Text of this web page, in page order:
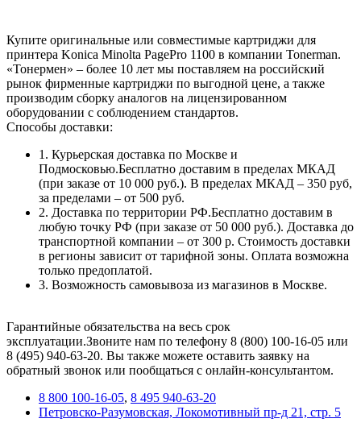
Купите оригинальные или совместимые картриджи для
принтера Konica Minolta PagePro 1100 в компании Tonerman.
«Тонермен» – более 10 лет мы поставляем на российский
рынок фирменные картриджи по выгодной цене, а также
производим сборку аналогов на лицензированном
оборудовании с соблюдением стандартов.
Способы доставки:
1. Курьерская доставка по Москве и
Подмосковью.Бесплатно доставим в пределах МКАД
(при заказе от 10 000 руб.). В пределах МКАД – 350 руб,
за пределами – от 500 руб.
2. Доставка по территории РФ.Бесплатно доставим в
любую точку РФ (при заказе от 50 000 руб.). Доставка до
транспортной компании – от 300 р. Стоимость доставки
в регионы зависит от тарифной зоны. Оплата возможна
только предоплатой.
3. Возможность самовывоза из магазинов в Москве.
Гарантийные обязательства на весь срок
эксплуатации.Звоните нам по телефону 8 (800) 100-16-05 или
8 (495) 940-63-20. Вы также можете оставить заявку на
обратный звонок или пообщаться с онлайн-консультантом.
8 800 100-16-05, 8 495 940-63-20
Петровско-Разумовская, Локомотивный пр-д 21, стр. 5